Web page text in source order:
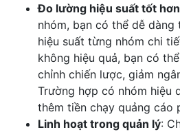
Đo lường hiệu suất tốt
nhóm, bạn có thể dễ
hiệu suất từng nhóm chi
không hiệu quả, bạn có
chỉnh chiến lược, giảm
Trường hợp có nhóm hiệu
thêm tiền chạy quảng cáo
Linh hoạt trong quản lý: